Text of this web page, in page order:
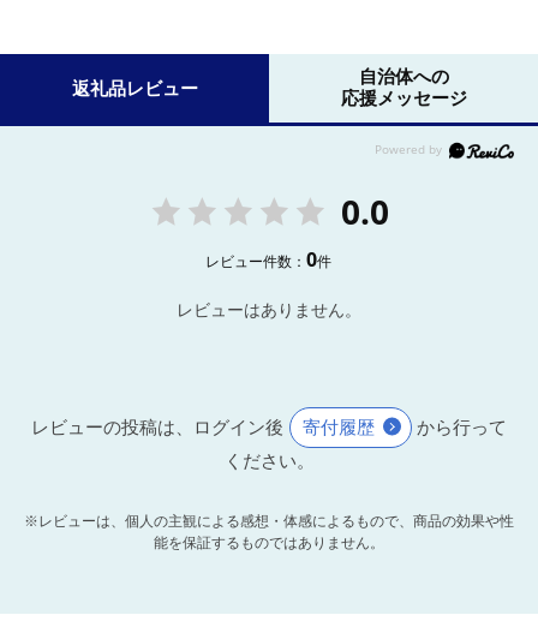
返礼品レビュー
自治体への
応援メッセージ
0.0
レビュー件数：0件
レビューはありません。
レビューの投稿は、ログイン後 寄付履歴
から行って
ください。
※レビューは、個人の主観による感想・体感によるもので、商品の効果や性
能を保証するものではありません。